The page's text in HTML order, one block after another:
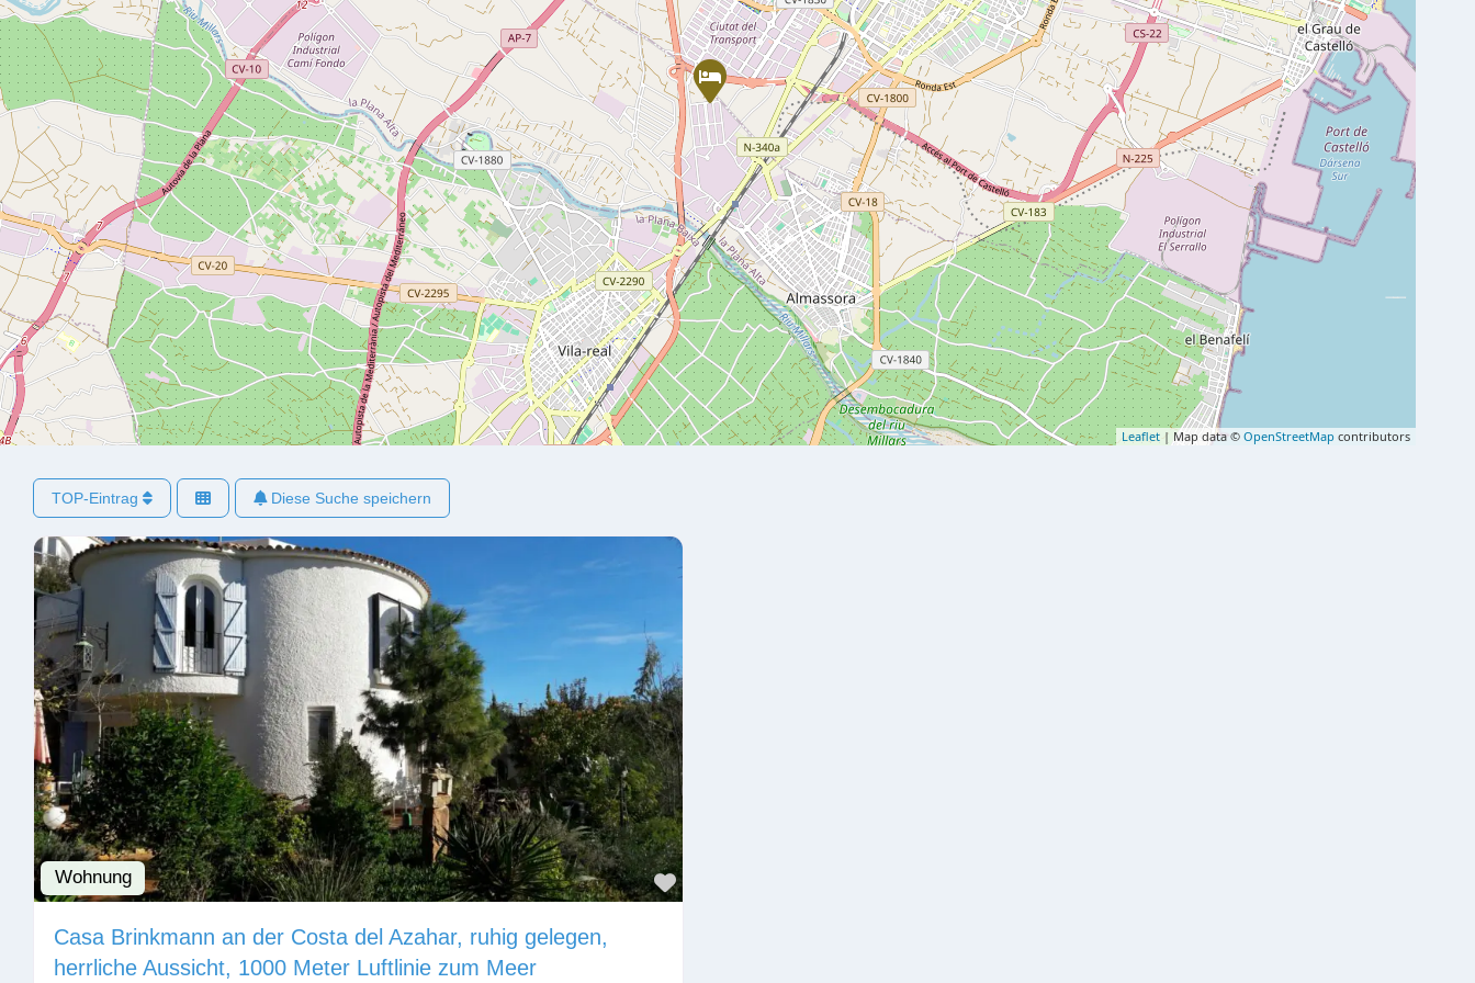
Leaflet | Map data © OpenStreetMap contributors
TOP-Eintrag Diese Suche speichern
Wohnung Favorit
Casa Brinkmann an der Costa del Azahar, ruhig gelegen,
herrliche Aussicht, 1000 Meter Luftlinie zum Meer